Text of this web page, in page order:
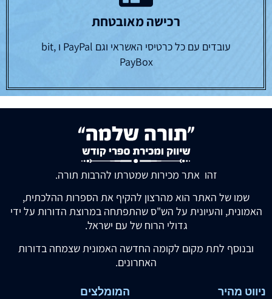
רכישה מאובטחת
עובדים עם כל כרטיסי האשראי וגם PayPal ו bit,
PayBox
זהו אתר מכירות שמטרתו להרבות תורה.
שמו של האתר הוא מהרצון להקיף את הספרות ההלכתית,
האמונית, והעיונית על הש"ס שהתפתחה במרוצת הדורות על ידי
גדולי הרוח של עם ישראל.
ובנוסף לתת מקום לקומה החדשה האמונית שצמחה בדורות
האחרונים.
ניווט מהיר המומלצים